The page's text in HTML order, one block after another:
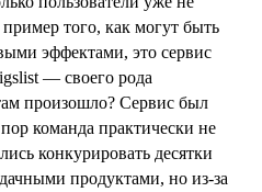
того, как могут быть
эффектами, это сервис
— своего рода
произошло? Сервис был
команда практически не
конкурировать десятки
продуктами, но из-за